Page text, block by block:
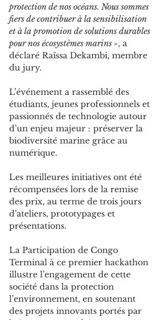
protection de nos océans. Nous sommes
fiers de contribuer à la sensibilisation
et à la promotion de solutions durables
pour nos écosystèmes marins », a
déclaré Raïssa Dekambi, membre
du jury.
L’événement a rassemblé des
étudiants, jeunes professionnels et
passionnés de technologie autour
d’un enjeu majeur : préserver la
biodiversité marine grâce au
numérique.
Les meilleures initiatives ont été
récompensées lors de la remise
des prix, au terme de trois jours
d’ateliers, prototypages et
présentations.
La Participation de Congo
Terminal à ce premier hackathon
illustre l’engagement de cette
société dans la protection
l’environnement, en soutenant
des projets innovants portés par